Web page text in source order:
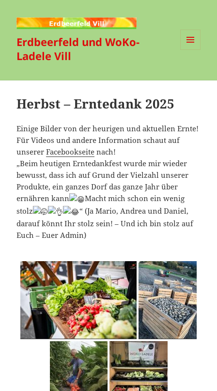
Erdbeerfeld und WoKo-
Ladele Vill
Herbst – Erntedank 2025
Einige Bilder von der heurigen und aktuellen Ernte!
Für Videos und andere Information schaut auf
unsererFacebookseite nach!
„Beim heutigen Erntedankfest wurde mir wieder
bewusst, dass ich auf Grund der Vielzahl unserer
Produkte, ein ganzes Dorf das ganze Jahr über
ernähren kann
Macht mich schon ein wenig
stolz
“ (Ja Mario, Andrea und Daniel,
darauf könnt Ihr stolz sein! – Und ich bin stolz auf
Euch – Euer Admin)